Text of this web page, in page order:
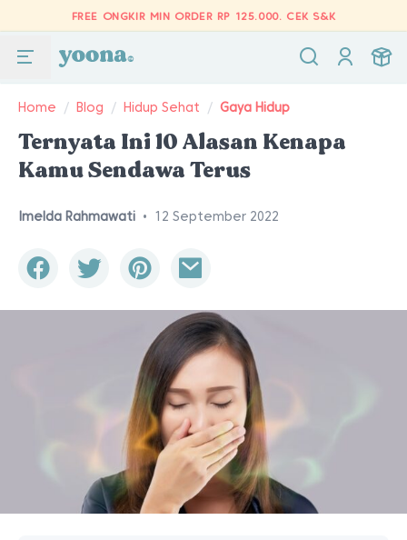
FREE ONGKIR MIN ORDER RP 125.000. CEK S&K
Home / Blog / Hidup Sehat / Gaya Hidup
Ternyata Ini 10 Alasan Kenapa
Kamu Sendawa Terus
Imelda Rahmawati • 12 September 2022